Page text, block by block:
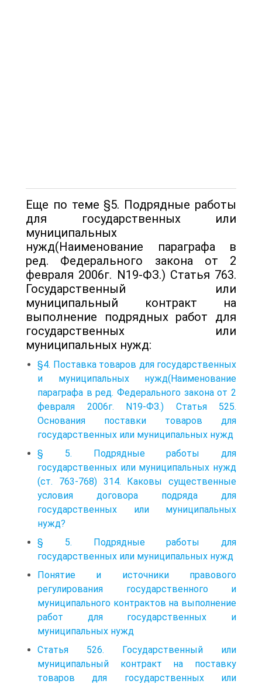
Еще по теме §5. Подрядные работы
для государственных или
муниципальных
нужд(Наименование параграфа в
ред. Федерального закона от 2
февраля 2006г. N19-ФЗ.) Статья 763.
Государственный или
муниципальный контракт на
выполнение подрядных работ для
государственных или
муниципальных нужд:
§4. Поставка товаров для государственных
и муниципальных нужд(Наименование
параграфа в ред. Федерального закона от 2
февраля 2006г. N19-ФЗ.) Статья 525.
Основания поставки товаров для
государственных или муниципальных нужд
§ 5. Подрядные работы для
государственных или муниципальных нужд
(ст. 763-768) 314. Каковы существенные
условия договора подряда для
государственных или муниципальных
нужд?
§ 5. Подрядные работы для
государственных или муниципальных нужд
Понятие и источники правового
регулирования государственного и
муниципального контрактов на выполнение
работ для государственных и
муниципальных нужд
Статья 526. Государственный или
муниципальный контракт на поставку
товаров для государственных или